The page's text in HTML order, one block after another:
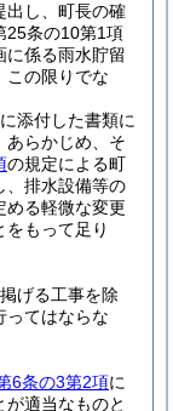
出し、町長の確
25条の10第1項
に係る雨水貯留
この限りでな
添付した書類に
あらかじめ、そ
の規定による町
、排水設備等の
める軽微な変更
もって足り
げる工事を除
ってはならな
6条の3第2項に
適当なものと